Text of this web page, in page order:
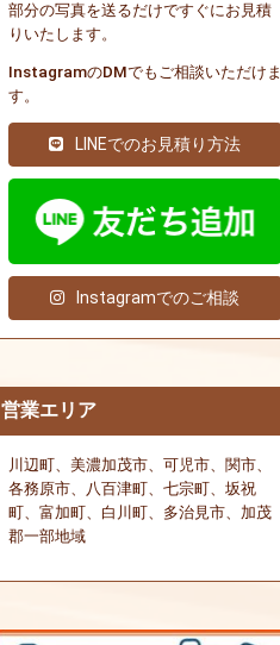
部分の写真を送るだけですぐにお見積
りいたします。
InstagramのDMでもご相談いただけま
す。
LINEでのお見積り方法
Instagramでのご相談
営業エリア
川辺町、美濃加茂市、可児市、関市、
各務原市、八百津町、七宗町、坂祝
町、富加町、白川町、多治見市、加茂
郡一部地域